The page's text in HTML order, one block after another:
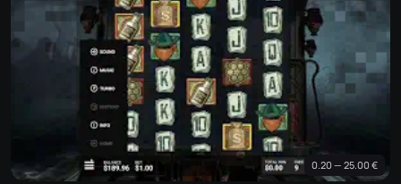
0.20 — 25.00 €